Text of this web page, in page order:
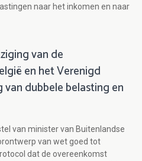
naar het inkomen en naar
van de
en het Verenigd
dubbele belasting en
van minister van Buitenlandse
van wet goed tot
dat de overeenkomst